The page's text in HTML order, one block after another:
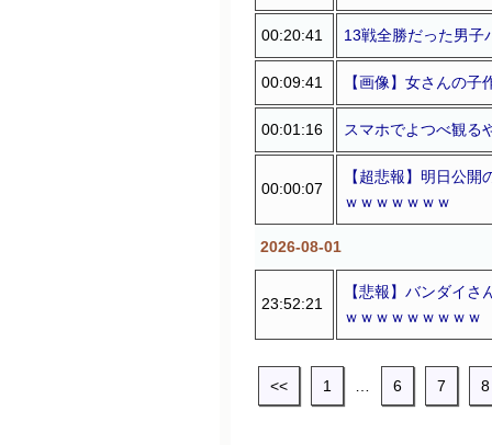
00:20:41 13戦全勝だった男子
00:09:41 【画像】女さんの
00:01:16 スマホでよつべ観る
00:00:07
【超悲報】明日公
ｗｗｗｗｗｗｗ
2026-08-01
23:52:21
【悲報】バンダイ
ｗｗｗｗｗｗｗｗｗ
<< 1 6 7 8